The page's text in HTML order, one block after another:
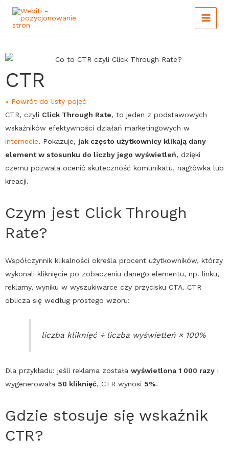
Skip
Main
Menu
CTR
« Powrót do listy pojęć
CTR, czyli Click Through Rate, to jeden z podstawowych
wskaźników efektywności działań marketingowych w
internecie. Pokazuje, jak często użytkownicy klikają dany
element w stosunku do liczby jego wyświetleń, dzięki
czemu pozwala ocenić skuteczność komunikatu, nagłówka lub
kreacji.
Czym jest Click Through
Rate?
Współczynnik klikalności określa procent użytkowników, którzy
wykonali kliknięcie po zobaczeniu danego elementu, np. linku,
reklamy, wyniku w wyszukiwarce czy przycisku CTA. CTR
oblicza się według prostego wzoru:
liczba kliknięć ÷ liczba wyświetleń × 100%
Dla przykładu: jeśli reklama została wyświetlona 1 000 razy i
wygenerowała 50 kliknięć, CTR wynosi 5%.
Gdzie stosuje się wskaźnik
CTR?